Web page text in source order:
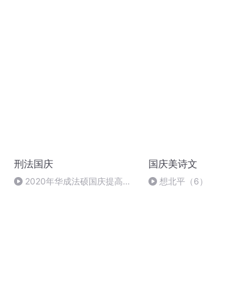
刑法国庆
2020年华成法硕国庆提高班
国庆美诗文
想北平（6）